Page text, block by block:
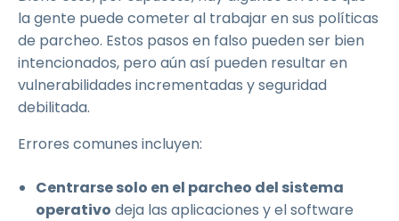
la gente puede cometer al trabajar en sus políticas
de parcheo. Estos pasos en falso pueden ser bien
intencionados, pero aún así pueden resultar en
vulnerabilidades incrementadas y seguridad
debilitada.
Errores comunes incluyen:
Centrarse solo en el parcheo del sistema
operativo deja las aplicaciones y el software